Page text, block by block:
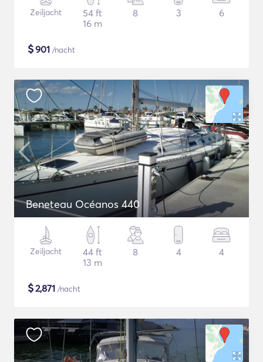
Zeiljacht
54 ft
16 m
8 3 6
$901 /nacht
Beneteau Océanos 440
Zeiljacht
44 ft
13 m
8 4 4
$2,871 /nacht